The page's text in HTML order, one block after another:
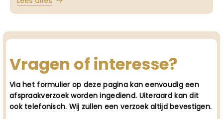
Vragen of interesse?
Via het formulier op deze pagina kan eenvoudig een
afspraakverzoek worden ingediend. Uiteraard kan dit
ook telefonisch. Wij zullen een verzoek altijd bevestigen.